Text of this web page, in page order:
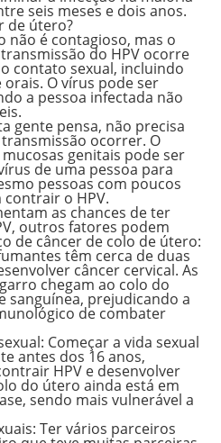
seis meses e dois anos.
de útero?
não é contagioso, mas o
do HPV ocorre
contato sexual, incluindo
orais. O vírus pode ser
a pessoa infectada não
gente pensa, não precisa
ocorrer. O
genitais pode ser
de uma pessoa para
pessoas com poucos
o HPV.
as chances de ter
outros fatores podem
de câncer de colo de útero:
têm cerca de duas
câncer cervical. As
chegam ao colo do
sanguínea, prejudicando a
de combater
: Começar a vida sexual
antes dos 16 anos,
HPV e desenvolver
do útero ainda está em
sendo mais vulnerável a
: Ter vários parceiros